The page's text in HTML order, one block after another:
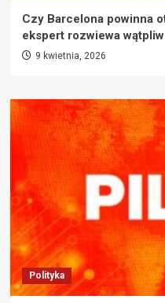
Czy Barcelona powinna
ekspert rozwiewa
9 kwietnia, 2026
Polityka